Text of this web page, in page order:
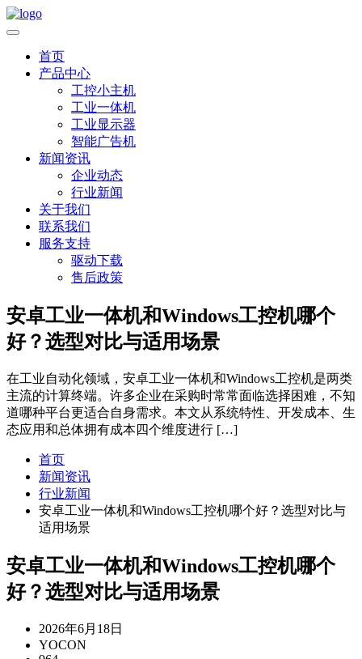
首页
产品中心
工控小主机
工业一体机
工业显示器
智能广告机
新闻资讯
企业动态
行业新闻
关于我们
联系我们
服务支持
驱动下载
售后政策
安卓工业一体机和Windows工控机哪个
好？选型对比与适用场景
在工业自动化领域，安卓工业一体机和Windows工控机是两类
主流的计算终端。许多企业在采购时常常面临选择困难，不知
道哪种平台更适合自身需求。本文从系统特性、开发成本、生
态应用和总体拥有成本四个维度进行 […]
首页
新闻资讯
行业新闻
安卓工业一体机和Windows工控机哪个好？选型对比与
适用场景
安卓工业一体机和Windows工控机哪个
好？选型对比与适用场景
2026年6月18日
YOCON